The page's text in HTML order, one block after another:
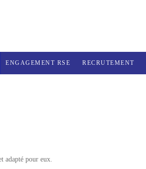
ENGAGEMENT RSE RECRUTEMENT
adapté pour eux.